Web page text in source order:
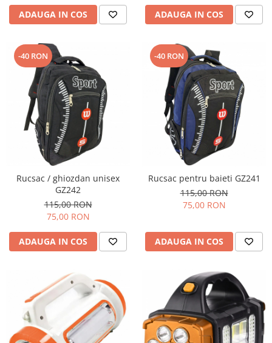
ADAUGA IN COS ADAUGA IN COS
-40 RON
Rucsac / ghiozdan unisex
GZ242
115,00 RON
75,00 RON
ADAUGA IN COS
-40 RON
Rucsac pentru baieti GZ241
115,00 RON
75,00 RON
ADAUGA IN COS